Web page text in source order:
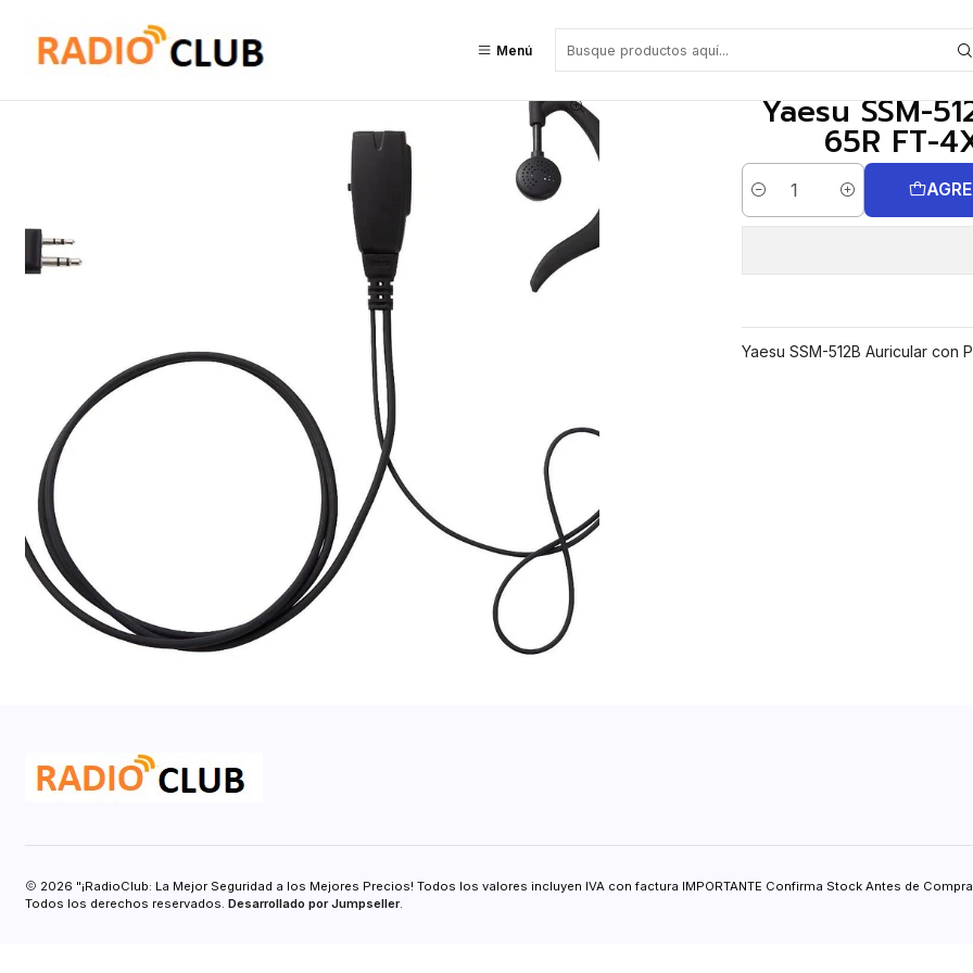
Menú
Yaesu SSM-512B Auricular con PTT para FT-65R FT-4XR Precio con iva incluido
Yaesu SSM-
65R FT-
Cantidad
Yaesu SSM-512B Auricular con
2026 "¡RadioClub: La Mejor Seguridad a los Mejores Precios! Todos los valores incluyen IVA con factura IMPORTANTE Confirma Stock Antes de
Todos los derechos reservados. Desarrollado por Jumpseller.